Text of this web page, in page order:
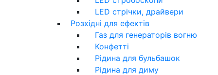
LED стрічки, драйвери
Розхідні для ефектів
Газ для генераторів вогню
Конфетті
Рідина для бульбашок
Рідина для диму